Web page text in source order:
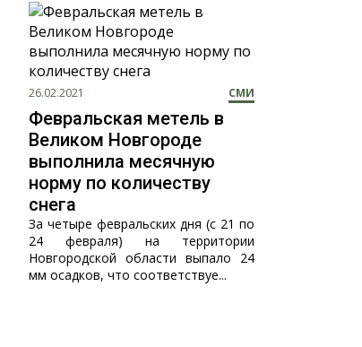
26.02.2021 СМИ
Февральская метель в
Великом Новгороде
выполнила месячную
норму по количеству
снега
За четыре февральских дня (с 21 по
24 февраля) на территории
Новгородской области выпало 24
мм осадков, что соответствуе...